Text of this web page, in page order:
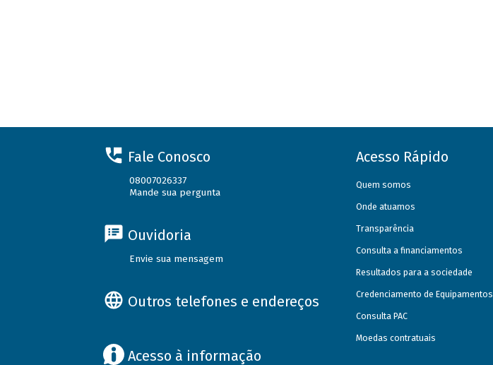
Fale Conosco
08007026337
Mande sua pergunta
Ouvidoria
Envie sua mensagem
Outros telefones e endereços
Acesso à informação
Acesso Rápido
Quem somos
Onde atuamos
Transparência
Consulta a financiamentos
Resultados para a sociedade
Credenciamento de Equipamentos
Consulta PAC
Moedas contratuais